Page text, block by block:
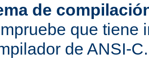
de
que tiene
de ANSI-